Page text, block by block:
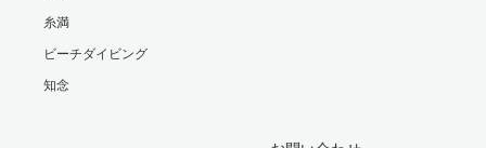
糸満
ビーチダイビング
知念